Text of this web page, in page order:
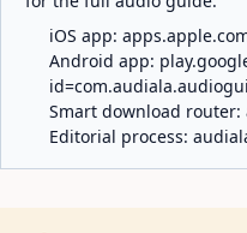
iOS app:
Android app:
Smart download router:
Editorial process: